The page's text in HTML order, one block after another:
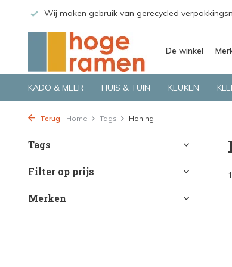
Wij maken gebruik van gerecycled
De winkel
KADO & MEER HUIS & TUIN KEUKEN
Terug Home Tags Honing
Tags
Filter op prijs
Merken